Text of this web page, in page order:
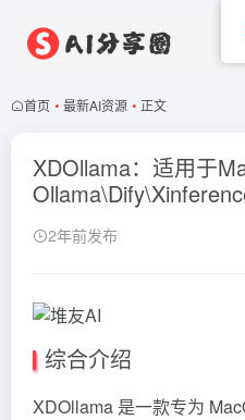
首页 • 最新AI资源 • 正文
XDOllama：适用于
2年前发布
综合介绍
XDOllama 是一款专为